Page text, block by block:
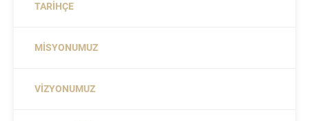
TARIHÇE
MISYONUMUZ
VIZYONUMUZ